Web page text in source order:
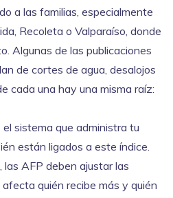
a las familias, especialmente
Recoleta o Valparaíso, donde
Algunas de las publicaciones
de cortes de agua, desalojos
cada una hay una misma raíz:
el sistema que administra tu
están ligados a este índice.
las AFP deben ajustar las
quién recibe más y quién